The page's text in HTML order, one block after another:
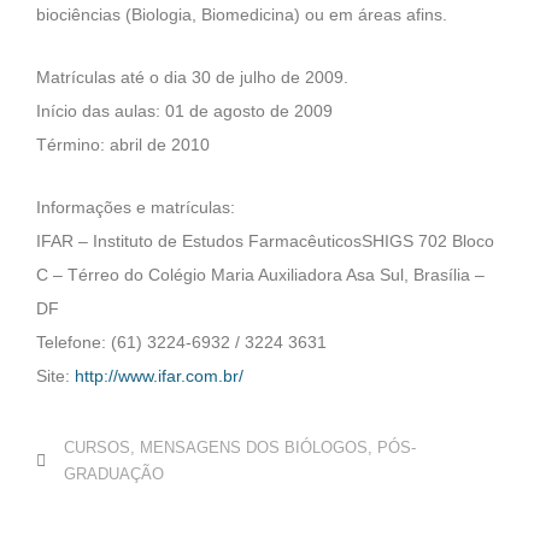
biociências (Biologia, Biomedicina) ou em áreas afins.
Matrículas até o dia 30 de julho de 2009.
Início das aulas: 01 de agosto de 2009
Término: abril de 2010
Informações e matrículas:
IFAR – Instituto de Estudos FarmacêuticosSHIGS 702 Bloco
C – Térreo do Colégio Maria Auxiliadora Asa Sul, Brasília –
DF
Telefone: (61) 3224-6932 / 3224 3631
Site: http://www.ifar.com.br/
CURSOS MENSAGENS DOS BIÓLOGOS
PÓS-
GRADUAÇÃO